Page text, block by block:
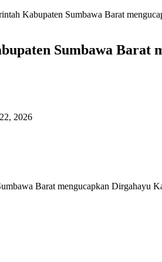
Kabupaten Sumbawa Barat
Sumbawa Barat
2026
Barat mengucapkan Dirgahayu